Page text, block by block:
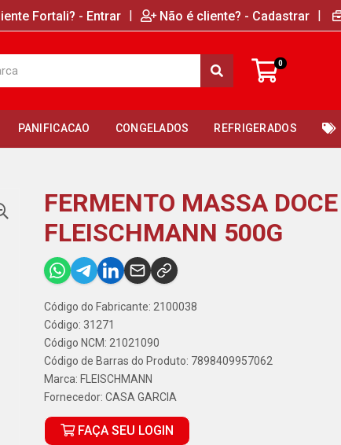
Fortali? - Entrar | Não é cliente? - Cadastrar |
0
PANIFICACAO CONGELADOS REFRIGERADOS
FERMENTO MASSA DOCE
FLEISCHMANN 500G
Código do Fabricante: 2100038
Código: 31271
Código NCM: 21021090
Código de Barras do Produto: 7898409957062
Marca: FLEISCHMANN
Fornecedor: CASA GARCIA
FAÇA SEU LOGIN